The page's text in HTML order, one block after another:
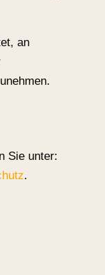
an
Sie unter:
.